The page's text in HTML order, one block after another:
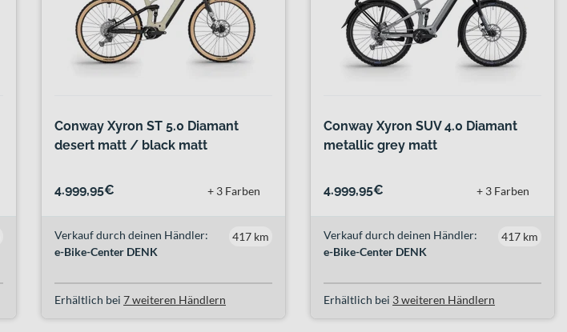
Conway Xyron ST 5.0 Diamant
desert matt / black matt
4.999,95€ + 3 Farben
Verkauf durch deinen Händler:
e-Bike-Center DENK
417 km
Erhältlich bei 7 weiteren Händlern
Conway Xyron SUV 4.0 Diamant
metallic grey matt
4.999,95€ + 3 Farben
Verkauf durch deinen Händler:
e-Bike-Center DENK
417 km
Erhältlich bei 3 weiteren Händlern